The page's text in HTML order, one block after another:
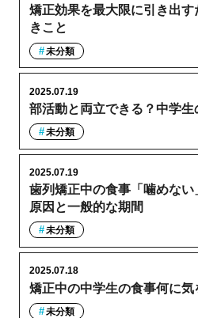
矯正効果を最大限に引き出
きこと
未分類
部活動と両立できる？中学
2025.07.19
未分類
歯列矯正中の食事「噛めない
原因と一般的な期間
2025.07.19
未分類
矯正中の中学生の食事何に気
2025.07.18
未分類